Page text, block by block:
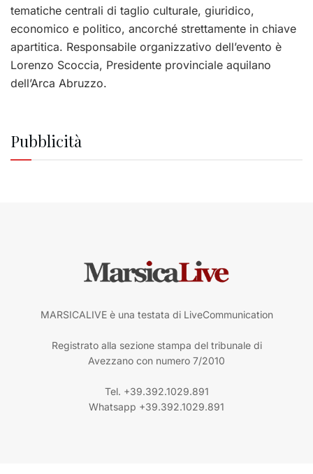
tematiche centrali di taglio culturale, giuridico,
economico e politico, ancorché strettamente in chiave
apartitica. Responsabile organizzativo dell’evento è
Lorenzo Scoccia, Presidente provinciale aquilano
dell’Arca Abruzzo.
Pubblicità
MARSICALIVE è una testata di LiveCommunication
Registrato alla sezione stampa del tribunale di
Avezzano con numero 7/2010
Tel. +39.392.1029.891
Whatsapp +39.392.1029.891